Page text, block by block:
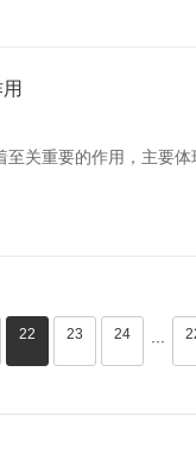
关重要的作用，主要体
22 23 24 ···